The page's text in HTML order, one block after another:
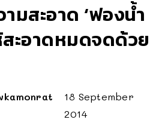
มสะอาด ‘ฟองน้ำ
สะอาดหมดจดด้วย
18 September
2014